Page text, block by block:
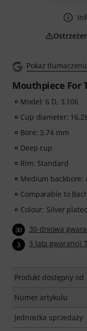
Pokaż
Mouthpiece For
Model: 6 D, 3,106
Cup diameter:
Bore: 3.74 mm
Deep cup
Rim: Standard
Medium backbore:
Comparable to
Colour: Silver
30 30-dniowa
3 3 lata gwarancji
Produkt dostępny od
Numer artykułu
Jednostka sprzedaży